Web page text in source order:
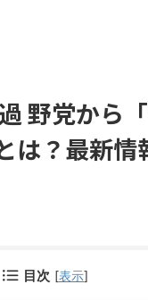
野党から
は？最新
目次 [表示]